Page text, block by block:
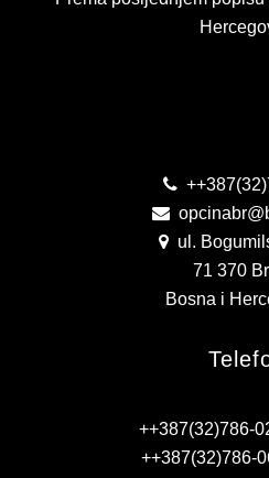
ul.
71 370
Bosna i
++387(32)786-
++387(32)786-